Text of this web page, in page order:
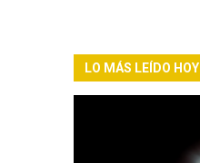
LO MÁS LEÍDO HOY